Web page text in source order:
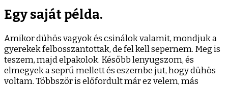
Egy saját példa.
Amikor dühös vagyok és csinálok valamit, mondjuk a
gyerekek felbosszantottak, de fel kell sepernem. Meg is
teszem, majd elpakolok. Később lenyugszom, és
elmegyek a seprű mellett és eszembe jut, hogy dühös
voltam. Többször is előfordult már ez velem, más